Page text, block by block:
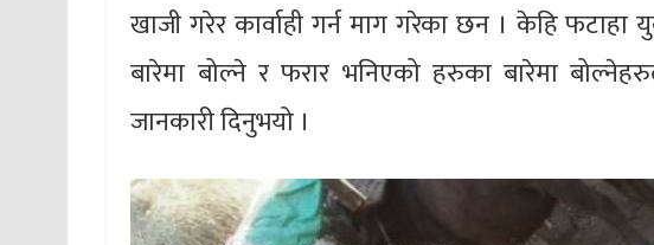
खाजी गरेर कार्वाही गर्न माग गरेका छन । केहि
बारेमा बोल्ने र फरार भनिएको हरुका बारेमा
जानकारी दिनुभयो ।